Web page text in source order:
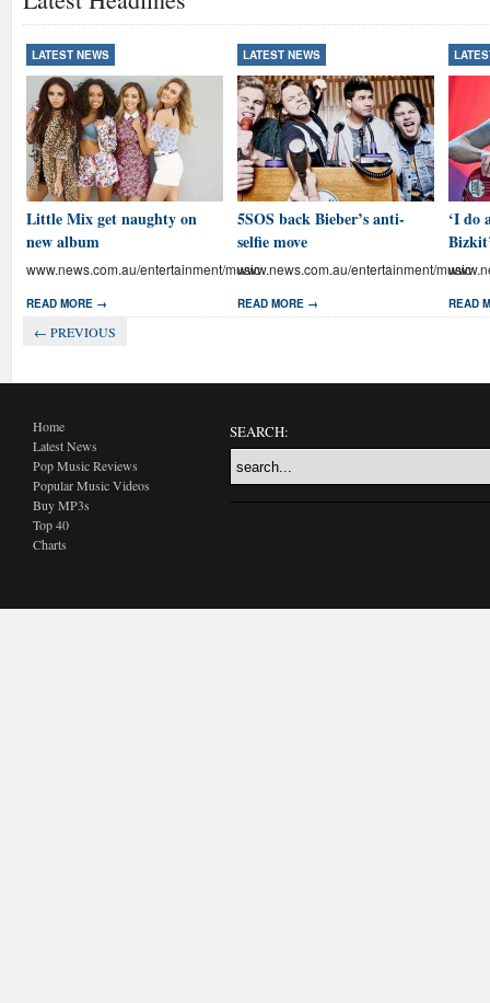
LATEST NEWS
Little Mix get naughty on
new album
www.news.com.au/entertainment/music
READ MORE →
LATEST NEWS
5SOS back Bieber’s anti-
selfie move
www.news.com.au/entertainment/music
READ MORE →
‘I do
READ
← PREVIOUS
Home
Latest News
Pop Music Reviews
Popular Music Videos
Buy MP3s
Top 40
Charts
SEARCH: